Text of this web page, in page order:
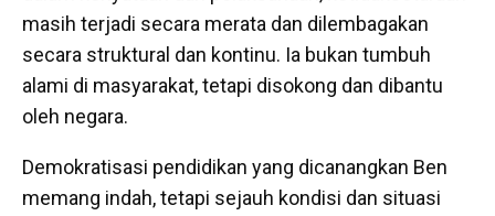
masih terjadi secara merata dan dilembagakan
secara struktural dan kontinu. Ia bukan tumbuh
alami di masyarakat, tetapi disokong dan dibantu
oleh negara.
Demokratisasi pendidikan yang dicanangkan Ben
memang indah, tetapi sejauh kondisi dan situasi